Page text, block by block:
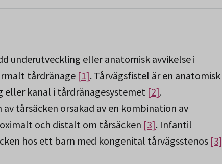
underutveckling eller anatomisk avvikelse i
tårdränage [1]. Tårvägsfistel är en anatomisk
eller kanal i tårdränagesystemet [2].
tårsäcken orsakad av en kombination av
och distalt om tårsäcken [3]. Infantil
hos ett barn med kongenital tårvägsstenos [3]